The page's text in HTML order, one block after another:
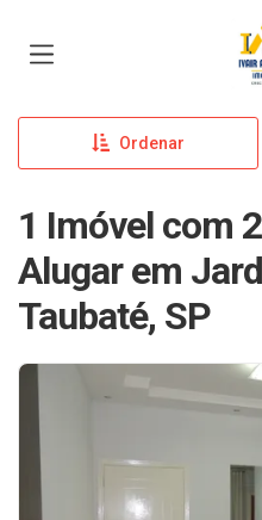
Ordenar
1 Imóvel com
Alugar em
Taubaté, SP